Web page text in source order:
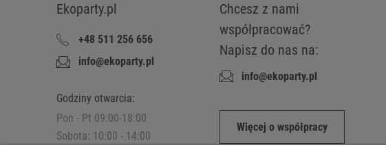
Ekoparty.pl
+48 511 256 656
info@ekoparty.pl
Godziny otwarcia:
Pon - Pt 09:00-18:00
Sobota: 10:00 - 14:00
Chcesz z nami
współpracować?
Napisz do nas na:
info@ekoparty.pl
Więcej o współpracy